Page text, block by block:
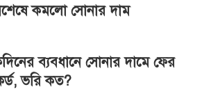
কমলো সোনার দাম
ব্যবধানে সোনার দামে ফের
ভরি কত?